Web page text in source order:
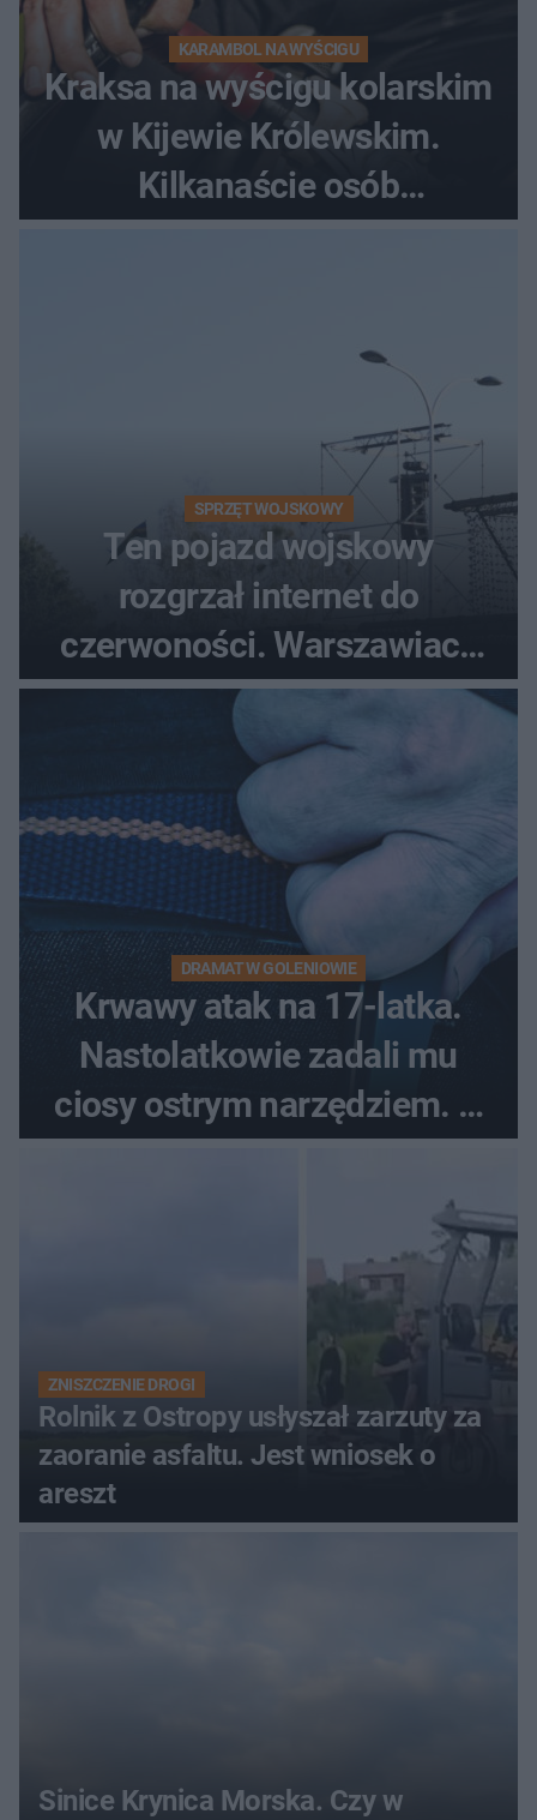
KARAMBOL NA WYŚCIGU
Kraksa na wyścigu kolarskim
w Kijewie Królewskim.
Kilkanaście osób
poszkodowanych, lądował
SPRZĘT WOJSKOWY
Ten pojazd wojskowy
rozgrzał internet do
czerwoności. Warszawiacy
pytali, czy to Mad Max!
DRAMAT W GOLENIOWIE
Krwawy atak na 17-latka.
Nastolatkowie zadali mu
ciosy ostrym narzędziem. O
ich losach zdecyduje sąd
ZNISZCZENIE DROGI
Rolnik z Ostropy usłyszał zarzuty za
zaoranie asfaltu. Jest wniosek o
areszt
Sinice Krynica Morska. Czy w